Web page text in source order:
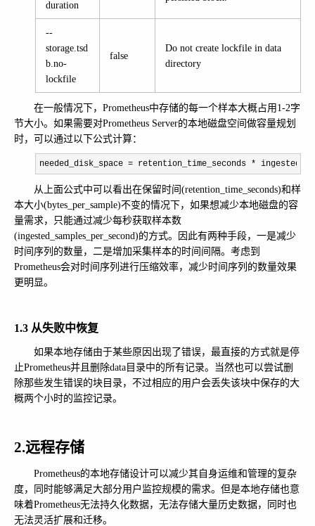
duration
--
storage.tsd
b.no-
lockfile
false
Do not create lockfile in data
directory
在一般情况下，Prometheus中存储的每一个样本大概占用1-2字
节大小。如果需要对Prometheus Server的本地磁盘空间做容量规划
时，可以通过以下公式计算：
needed_disk_space = retention_time_seconds *
从上面公式中可以看出在保留时间(retention_time_seconds)和样
本大小(bytes_per_sample)不变的情况下，如果想减少本地磁盘的容
量需求，只能通过减少每秒获取样本数
(ingested_samples_per_second)的方式。因此有两种手段，一是减少
时间序列的数量，二是增加采集样本的时间间隔。考虑到
Prometheus会对时间序列进行压缩效率，减少时间序列的数量效果
更明显。
1.3 从失败中恢复
如果本地存储由于某些原因出现了错误，最直接的方式就是停
止Prometheus并且删除data目录中的所有记录。当然也可以尝试删
除那些发生错误的块目录，不过相应的用户会丢失该块中保存的大
概两个小时的监控记录。
2.远程存储
Prometheus的本地存储设计可以减少其自身运维和管理的复杂
度，同时能够满足大部分用户监控规模的需求。但是本地存储也意
味着Prometheus无法持久化数据，无法存储大量历史数据，同时也
无法灵活扩展和迁移。